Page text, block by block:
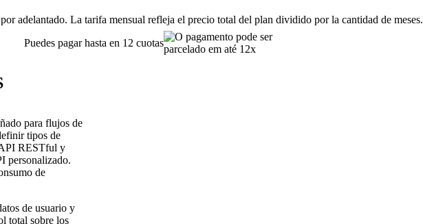
adelantado. La tarifa mensual refleja el precio total del plan dividido por la cantidad de meses.
Puedes pagar hasta en 12 cuotas
para flujos de
tipos de
RESTful y
personalizado.
de
de usuario y
total sobre los